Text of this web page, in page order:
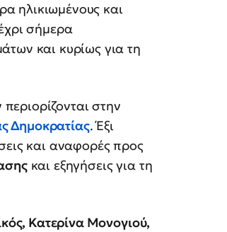
ηλικιωμένους και
σήμερα
και κυρίως για τη
στην
Δημοκρατίας. Έξι
και αναφορές προς
και εξηγήσεις για τη
Κατερίνα Μονογιού,